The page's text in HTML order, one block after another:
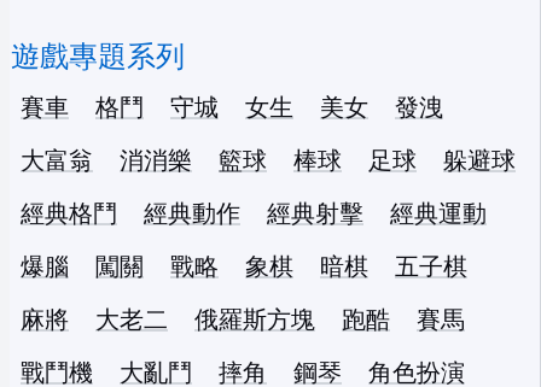
遊戲專題系列
賽車 格鬥 守城 女生 美女
發洩
大富翁
消消樂 籃球 棒球 足球
躲避球
經典格鬥
經典動作 經典射擊
經典運動
爆腦
闖關 戰略 象棋 暗棋
五子棋
麻將
大老二 俄羅斯方塊 跑酷
賽馬
戰鬥機
大亂鬥 摔角 鋼琴
角色扮演